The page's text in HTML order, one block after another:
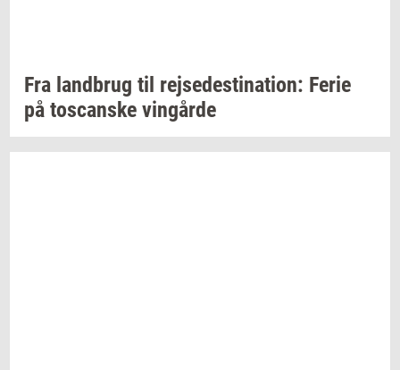
Fra land­brug til rej­se­desti­na­tion: Ferie
på toscan­ske vin­går­de